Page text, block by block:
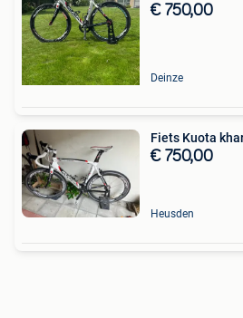
€ 750,00
Deinze
Fiets Kuota
€ 750,00
Heusden